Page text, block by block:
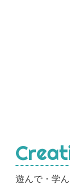
遊んで・学